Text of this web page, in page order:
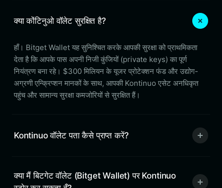
क्या कोंटिनुओ वॉलेट सुरक्षित है?
हाँ। Bitget Wallet यह सुनिश्चित करके आपकी सुरक्षा को प्राथमिकता
देता है कि आपके पास अपनी निजी कुंजियों (private keys) का पूर्ण
नियंत्रण बना रहे। $300 मिलियन के यूजर प्रोटेक्शन फंड और उद्योग-
अग्रणी एन्क्रिप्शन मानकों के साथ, आपकी Kontinuo एसेट अनधिकृत
पहुंच और सामान्य सुरक्षा कमजोरियों से सुरक्षित हैं।
Kontinuo वॉलेट पता कैसे प्राप्त करें?
क्या मैं बिटगेट वॉलेट (Bitget Wallet) पर Kontinuo